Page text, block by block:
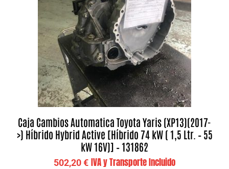
Caja Cambios Automatica Toyota Yaris (XP13)(2017-
>) Híbrido Hybrid Active [Híbrido 74 kW ( 1,5 Ltr. – 55
kW 16V)] – 131862
502,20€ IVA y Transporte Incluido